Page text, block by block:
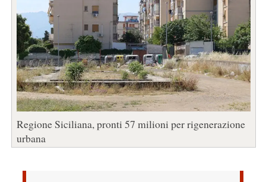
Regione Siciliana, pronti 57 milioni per rigenerazione
urbana